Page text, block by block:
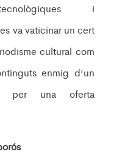
i
va vaticinar un cert
cultural com
enmig d’un
per una oferta